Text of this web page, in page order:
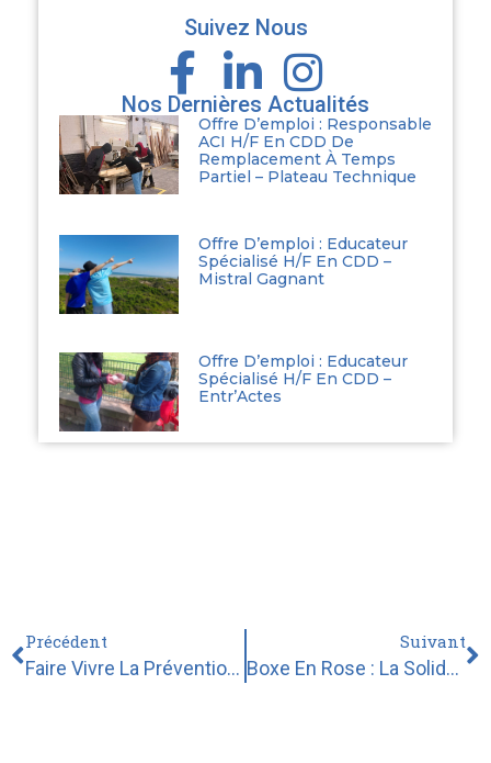
Suivez Nous
Nos Dernières Actualités
Offre D’emploi : Responsable
ACI H/F En CDD De
Remplacement À Temps
Partiel – Plateau Technique
Offre D’emploi : Educateur
Spécialisé H/F En CDD –
Mistral Gagnant
Offre D’emploi : Educateur
Spécialisé H/F En CDD –
Entr’Actes
Précédent
Faire Vivre La Prévention : Le Département Du Nord À La Rencontre Des Équipes Et Des Publics D’Itinéraires
Suivant
Boxe En Rose : La Solidarité Au Cœur Du Combat